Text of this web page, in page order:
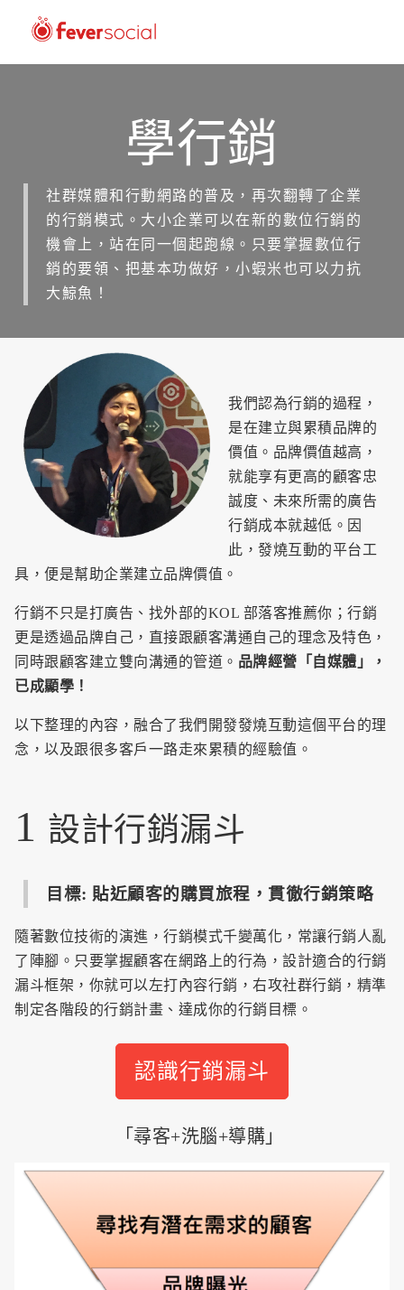
學行銷
社群媒體和行動網路的普及，再次翻轉了企業
的行銷模式。大小企業可以在新的數位行銷的
機會上，站在同一個起跑線。只要掌握數位行
銷的要領、把基本功做好，小蝦米也可以力抗
大鯨魚！
我們認為行銷的過程，
是在建立與累積品牌的
價值。品牌價值越高，
就能享有更高的顧客忠
誠度、未來所需的廣告
行銷成本就越低。因
此，發燒互動的平台工
具，便是幫助企業建立品牌價值。
行銷不只是打廣告、找外部的KOL 部落客推薦你；行銷
更是透過品牌自己，直接跟顧客溝通自己的理念及特色，
同時跟顧客建立雙向溝通的管道。 品牌經營「自媒體」，
已成顯學！
以下整理的內容，融合了我們開發發燒互動這個平台的理
念，以及跟很多客戶一路走來累積的經驗值。
1 設計行銷漏斗
目標: 貼近顧客的購買旅程，貫徹行銷策略
隨著數位技術的演進，行銷模式千變萬化，常讓行銷人亂
了陣腳。只要掌握顧客在網路上的行為，設計適合的行銷
漏斗框架，你就可以左打內容行銷，右攻社群行銷，精準
制定各階段的行銷計畫、達成你的行銷目標。
認識行銷漏斗
「尋客+洗腦+導購」